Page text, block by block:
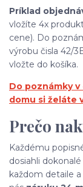
Príklad
vložíte 4x
cene). Do
výrobu čisla 42/
vložte do košíka.
Do poznámky
domu si želáte
Prečo
Každému
dosiahli
každom detaile